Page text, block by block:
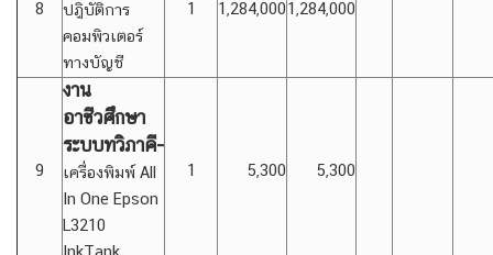
8
ปฎิบัติการ
คอมพิวเตอร์
ทางบัญชี
1 1,284,0001,284,000
9
งาน
อาชีวศึกษา
ระบบทวิภาคี-
เครื่องพิมพ์ All
In One Epson
L3210
1 5,300 5,300